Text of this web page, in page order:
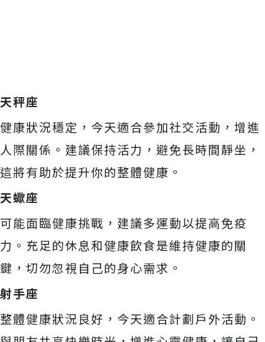
天秤座
健康狀況穩定，今天適合參加社交活動，增進
人際關係。建議保持活力，避免長時間靜坐，
這將有助於提升你的整體健康。
天蠍座
可能面臨健康挑戰，建議多運動以提高免疫
力。充足的休息和健康飲食是維持健康的關
鍵，切勿忽視自己的身心需求。
射手座
整體健康狀況良好，今天適合計劃戶外活動。